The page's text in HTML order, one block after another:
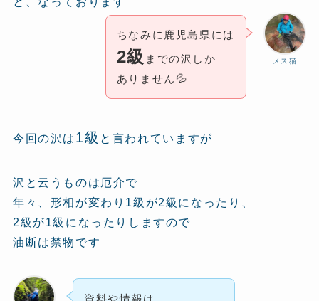
メス猫
ちなみに鹿児島県には
2級 までの沢しか
ありません💦
今回の沢は 1級 と言われていますが
沢と云うものは厄介で
年々、形相が変わり1級が2級になったり、
2級が1級になったりしますので
油断は禁物です
資料や情報は